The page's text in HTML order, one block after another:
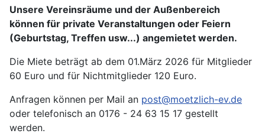
Unsere Vereinsräume und der Außenbereich
können für private Veranstaltungen oder Feiern
(Geburtstag, Treffen usw...) angemietet werden.
Die Miete beträgt ab dem 01.März 2026 für Mitglieder
60 Euro und für Nichtmitglieder 120 Euro.
Anfragen können per Mail an post@moetzlich-ev.de
oder telefonisch an 0176 - 24 63 15 17 gestellt
werden.